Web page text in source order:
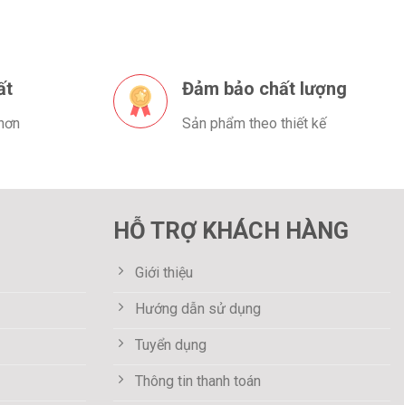
Đảm bảo chất lượng
Sản phẩm theo thiết kế
HỖ TRỢ KHÁCH HÀNG
Giới thiệu
Hướng dẫn sử dụng
Tuyển dụng
Thông tin thanh toán